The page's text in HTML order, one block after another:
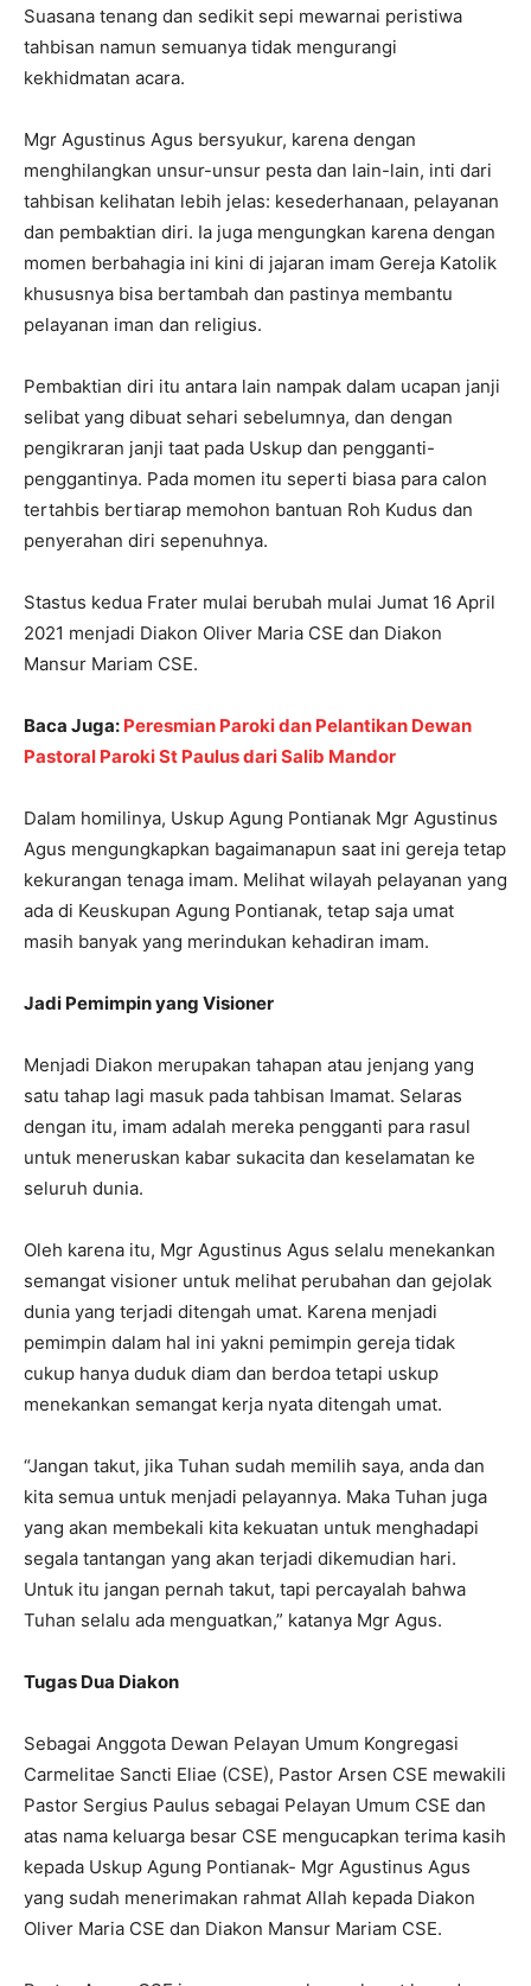
Suasana tenang dan sedikit sepi mewarnai peristiwa
tahbisan namun semuanya tidak mengurangi
kekhidmatan acara.
Mgr Agustinus Agus bersyukur, karena dengan
menghilangkan unsur-unsur pesta dan lain-lain, inti dari
tahbisan kelihatan lebih jelas: kesederhanaan, pelayanan
dan pembaktian diri. Ia juga mengungkan karena dengan
momen berbahagia ini kini di jajaran imam Gereja Katolik
khususnya bisa bertambah dan pastinya membantu
pelayanan iman dan religius.
Pembaktian diri itu antara lain nampak dalam ucapan janji
selibat yang dibuat sehari sebelumnya, dan dengan
pengikraran janji taat pada Uskup dan pengganti-
penggantinya. Pada momen itu seperti biasa para calon
tertahbis bertiarap memohon bantuan Roh Kudus dan
penyerahan diri sepenuhnya.
Stastus kedua Frater mulai berubah mulai Jumat 16 April
2021 menjadi Diakon Oliver Maria CSE dan Diakon
Mansur Mariam CSE.
Baca Juga: Peresmian Paroki dan Pelantikan Dewan
Pastoral Paroki St Paulus dari Salib Mandor
Dalam homilinya, Uskup Agung Pontianak Mgr Agustinus
Agus mengungkapkan bagaimanapun saat ini gereja tetap
kekurangan tenaga imam. Melihat wilayah pelayanan yang
ada di Keuskupan Agung Pontianak, tetap saja umat
masih banyak yang merindukan kehadiran imam.
Jadi Pemimpin yang Visioner
Menjadi Diakon merupakan tahapan atau jenjang yang
satu tahap lagi masuk pada tahbisan Imamat. Selaras
dengan itu, imam adalah mereka pengganti para rasul
untuk meneruskan kabar sukacita dan keselamatan ke
seluruh dunia.
Oleh karena itu, Mgr Agustinus Agus selalu menekankan
semangat visioner untuk melihat perubahan dan gejolak
dunia yang terjadi ditengah umat. Karena menjadi
pemimpin dalam hal ini yakni pemimpin gereja tidak
cukup hanya duduk diam dan berdoa tetapi uskup
menekankan semangat kerja nyata ditengah umat.
“Jangan takut, jika Tuhan sudah memilih saya, anda dan
kita semua untuk menjadi pelayannya. Maka Tuhan juga
yang akan membekali kita kekuatan untuk menghadapi
segala tantangan yang akan terjadi dikemudian hari.
Untuk itu jangan pernah takut, tapi percayalah bahwa
Tuhan selalu ada menguatkan,” katanya Mgr Agus.
Tugas Dua Diakon
Sebagai Anggota Dewan Pelayan Umum Kongregasi
Carmelitae Sancti Eliae (CSE), Pastor Arsen CSE mewakili
Pastor Sergius Paulus sebagai Pelayan Umum CSE dan
atas nama keluarga besar CSE mengucapkan terima kasih
kepada Uskup Agung Pontianak- Mgr Agustinus Agus
yang sudah menerimakan rahmat Allah kepada Diakon
Oliver Maria CSE dan Diakon Mansur Mariam CSE.